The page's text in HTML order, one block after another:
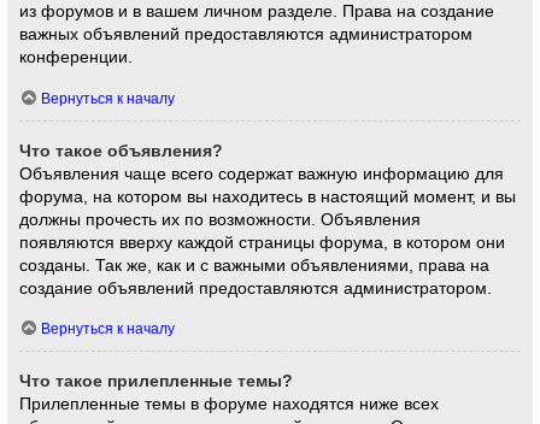
из форумов и в вашем личном разделе. Права на создание
важных объявлений предоставляются администратором
конференции.
Вернуться к началу
Что такое объявления?
Объявления чаще всего содержат важную информацию для
форума, на котором вы находитесь в настоящий момент, и вы
должны прочесть их по возможности. Объявления
появляются вверху каждой страницы форума, в котором они
созданы. Так же, как и с важными объявлениями, права на
создание объявлений предоставляются администратором.
Вернуться к началу
Что такое прилепленные темы?
Прилепленные темы в форуме находятся ниже всех